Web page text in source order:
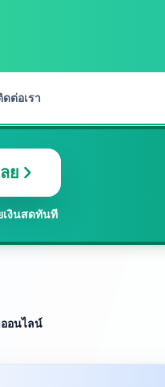
ต่อเรา
ย
เงินสดทันที
อนไลน์